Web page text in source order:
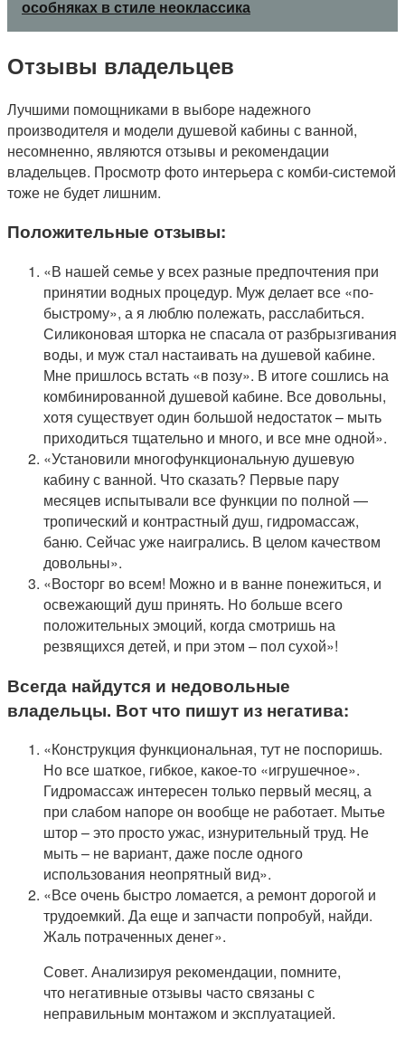
особняках в стиле неоклассика
Отзывы владельцев
Лучшими помощниками в выборе надежного
производителя и модели душевой кабины с ванной,
несомненно, являются отзывы и рекомендации
владельцев. Просмотр фото интерьера с комби-системой
тоже не будет лишним.
Положительные отзывы:
«В нашей семье у всех разные предпочтения при
принятии водных процедур. Муж делает все «по-
быстрому», а я люблю полежать, расслабиться.
Силиконовая шторка не спасала от разбрызгивания
воды, и муж стал настаивать на душевой кабине.
Мне пришлось встать «в позу». В итоге сошлись на
комбинированной душевой кабине. Все довольны,
хотя существует один большой недостаток – мыть
приходиться тщательно и много, и все мне одной».
«Установили многофункциональную душевую
кабину с ванной. Что сказать? Первые пару
месяцев испытывали все функции по полной —
тропический и контрастный душ, гидромассаж,
баню. Сейчас уже наигрались. В целом качеством
довольны».
«Восторг во всем! Можно и в ванне понежиться, и
освежающий душ принять. Но больше всего
положительных эмоций, когда смотришь на
резвящихся детей, и при этом – пол сухой»!
Всегда найдутся и недовольные
владельцы. Вот что пишут из негатива:
«Конструкция функциональная, тут не поспоришь.
Но все шаткое, гибкое, какое-то «игрушечное».
Гидромассаж интересен только первый месяц, а
при слабом напоре он вообще не работает. Мытье
штор – это просто ужас, изнурительный труд. Не
мыть – не вариант, даже после одного
использования неопрятный вид».
«Все очень быстро ломается, а ремонт дорогой и
трудоемкий. Да еще и запчасти попробуй, найди.
Жаль потраченных денег».
Совет. Анализируя рекомендации, помните,
что негативные отзывы часто связаны с
неправильным монтажом и эксплуатацией.